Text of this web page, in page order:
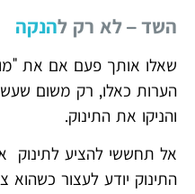
השד – לא רק ל הנקה
שאלו אותך פעם אם את
הערות כאלו, רק משום
והניקו את התינוק.
אל תחששי להציע לתינוק
התינוק יודע לעצור כשהוא